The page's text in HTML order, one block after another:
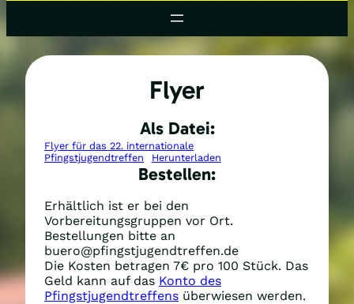
Flyer
Als Datei:
Flyer für das 22. internationale
Pfingstjugendtreffen
Herunterladen
Bestellen:
Erhältlich ist er bei den
Vorbereitungsgruppen vor Ort.
Bestellungen bitte an
buero@pfingstjugendtreffen.de
Die Kosten betragen 7€ pro 100 Stück. Das
Geld kann auf das Konto des
Pfingstjugendtreffens überwiesen werden.